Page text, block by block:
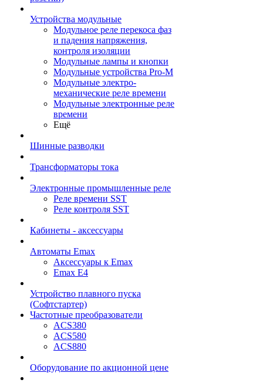
Устройства модульные
Модульное реле перекоса фаз
и падения напряжения,
контроля изоляции
Модульные лампы и кнопки
Модульные устройства Pro-M
Модульные электро-
механические реле времени
Модульные электронные реле
времени
Ещё
Шинные разводки
Трансформаторы тока
Электронные промышленные реле
Реле времени SST
Реле контроля SST
Кабинеты - аксессуары
Автоматы Emax
Аксессуары к Emax
Emax E4
Устройство плавного пуска
(Софтстартер)
Частотные преобразователи
ACS380
ACS580
ACS880
Оборудование по акционной цене